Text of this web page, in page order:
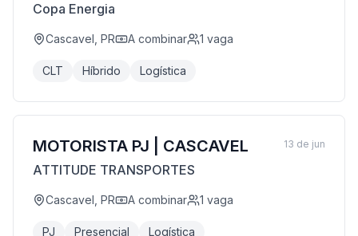
Copa Energia
Cascavel, PR A combinar 1 vaga
CLT Híbrido Logística
MOTORISTA PJ | CASCAVEL
ATTITUDE TRANSPORTES
Cascavel, PR A combinar 1 vaga
PJ Presencial Logística
13 de jun